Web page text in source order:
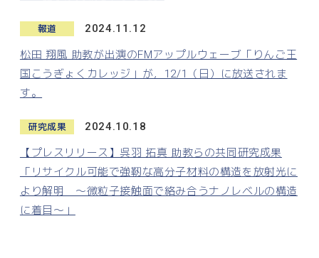
報道 2024.11.12
松田 翔風 助教が出演のFMアップルウェーブ「りんご王
国こうぎょくカレッジ」が，12/1（日）に放送されま
す。
研究成果 2024.10.18
【プレスリリース】呉羽 拓真 助教らの共同研究成果
「リサイクル可能で強靭な高分子材料の構造を放射光に
より解明 ～微粒子接触面で絡み合うナノレベルの構造
に着目～」